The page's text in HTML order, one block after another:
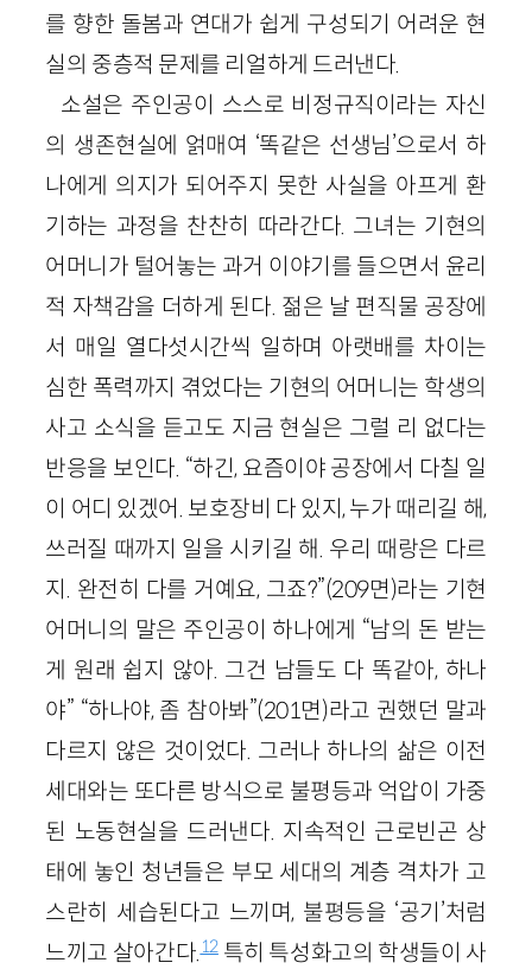
를 향한 돌봄과 연대가 쉽게 구성되기 어려운 현
실의 중층적 문제를 리얼하게 드러낸다.
소설은 주인공이 스스로 비정규직이라는 자신
의 생존현실에 얽매여 ‘똑같은 선생님’으로서 하
나에게 의지가 되어주지 못한 사실을 아프게 환
기하는 과정을 찬찬히 따라간다. 그녀는 기현의
어머니가 털어놓는 과거 이야기를 들으면서 윤리
적 자책감을 더하게 된다. 젊은 날 편직물 공장에
서 매일 열다섯시간씩 일하며 아랫배를 차이는
심한 폭력까지 겪었다는 기현의 어머니는 학생의
사고 소식을 듣고도 지금 현실은 그럴 리 없다는
반응을 보인다. “하긴, 요즘이야 공장에서 다칠 일
이 어디 있겠어. 보호장비 다 있지, 누가 때리길 해,
쓰러질 때까지 일을 시키길 해. 우리 때랑은 다르
지. 완전히 다를 거예요, 그죠?”(209면)라는 기현
어머니의 말은 주인공이 하나에게 “남의 돈 받는
게 원래 쉽지 않아. 그건 남들도 다 똑같아, 하나
야” “하나야, 좀 참아봐”(201면)라고 권했던 말과
다르지 않은 것이었다. 그러나 하나의 삶은 이전
세대와는 또다른 방식으로 불평등과 억압이 가중
된 노동현실을 드러낸다. 지속적인 근로빈곤 상
태에 놓인 청년들은 부모 세대의 계층 격차가 고
스란히 세습된다고 느끼며, 불평등을 ‘공기’처럼
느끼고 살아간다.12특히 특성화고의 학생들이 사